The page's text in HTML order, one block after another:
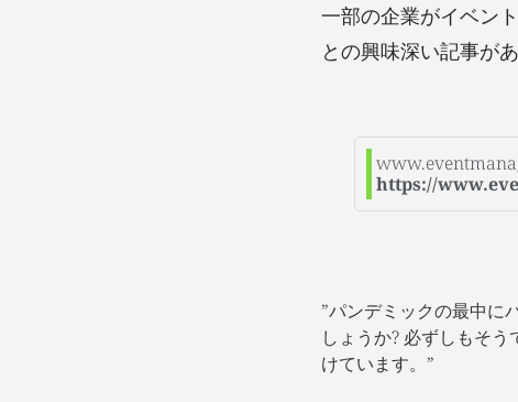
一部の企業がイベン
との興味深い記事が
https://
”パンデミックの最中に
しょうか? 必ずしもそ
けています。”